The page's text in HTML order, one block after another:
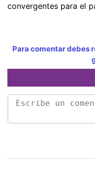
convergentes para el
Para comentar debes